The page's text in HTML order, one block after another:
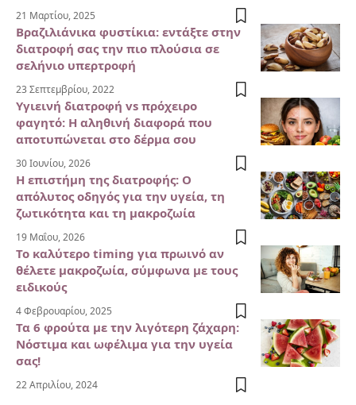
21 Μαρτίου, 2025
Βραζιλιάνικα φυστίκια: εντάξτε στην
διατροφή σας την πιο πλούσια σε
σελήνιο υπερτροφή
23 Σεπτεμβρίου, 2022
Υγιεινή διατροφή vs πρόχειρο
φαγητό: Η αληθινή διαφορά που
αποτυπώνεται στο δέρμα σου
30 Ιουνίου, 2026
Η επιστήμη της διατροφής: Ο
απόλυτος οδηγός για την υγεία, τη
ζωτικότητα και τη μακροζωία
19 Μαΐου, 2026
Το καλύτερο timing για πρωινό αν
θέλετε μακροζωία, σύμφωνα με τους
ειδικούς
4 Φεβρουαρίου, 2025
Τα 6 φρούτα με την λιγότερη ζάχαρη:
Νόστιμα και ωφέλιμα για την υγεία
σας!
22 Απριλίου, 2024